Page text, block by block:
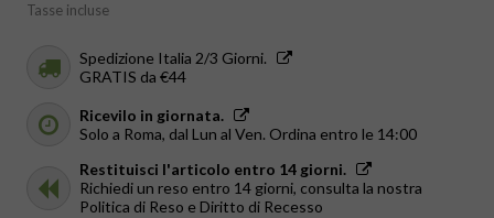
Tasse incluse
Spedizione Italia 2/3 Giorni.
GRATIS da €44
Ricevilo in giornata.
Solo a Roma, dal Lun al Ven. Ordina entro le 14:00
Restituisci l'articolo entro 14 giorni.
Richiedi un reso entro 14 giorni, consulta la nostra
Politica di Reso e Diritto di Recesso